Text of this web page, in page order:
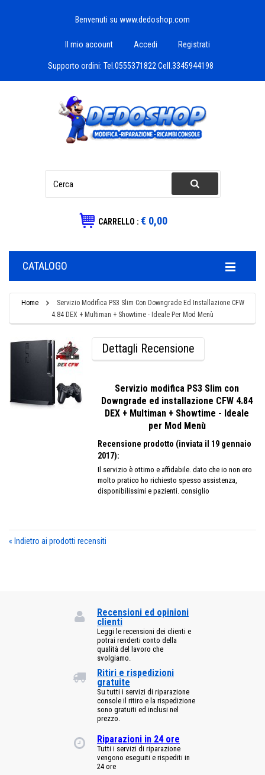
Benvenuti su www.dedoshop.com
Il mio account Accedi Registrati
Supporto ordini: Tel.0555371822 Cell.3345944198
CARRELLO : € 0,00
CATALOGO
Home
Servizio Modifica PS3 Slim Con Downgrade Ed Installazione CFW
4.84 DEX + Multiman + Showtime - Ideale Per Mod Menù
Dettagli Recensione
Servizio modifica PS3 Slim con
Downgrade ed installazione CFW 4.84
DEX + Multiman + Showtime - Ideale
per Mod Menù
Recensione prodotto (inviata il 19 gennaio
2017):
Il servizio è ottimo e affidabile. dato che io non ero
molto pratico ho richiesto spesso assistenza,
disponibilissimi e pazienti. consiglio
« Indietro ai prodotti recensiti
Recensioni ed opinioni
clienti
Leggi le recensioni dei clienti e
potrai renderti conto della
qualità del lavoro che
svolgiamo.
Ritiri e rispedizioni
gratuite
Su tutti i servizi di riparazione
console il ritiro e la rispedizione
sono gratuiti ed inclusi nel
prezzo.
Riparazioni in 24 ore
Tutti i servizi di riparazione
vengono eseguiti e rispediti in
24 ore